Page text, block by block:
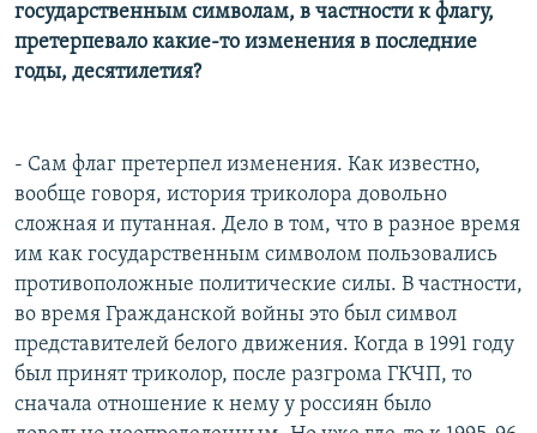
государственным символам, в частности к флагу,
претерпевало какие-то изменения в последние
годы, десятилетия?
- Сам флаг претерпел изменения. Как известно,
вообще говоря, история триколора довольно
сложная и путанная. Дело в том, что в разное время
им как государственным символом пользовались
противоположные политические силы. В частности,
во время Гражданской войны это был символ
представителей белого движения. Когда в 1991 году
был принят триколор, после разгрома ГКЧП, то
сначала отношение к нему у россиян было